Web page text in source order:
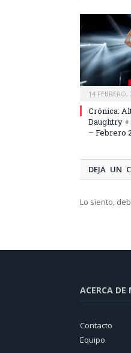
14 FEBRERO,
Crónica:
Daughtry
– Febrero
DEJA UN
Lo siento,
ACERCA
Contacto
Equipo